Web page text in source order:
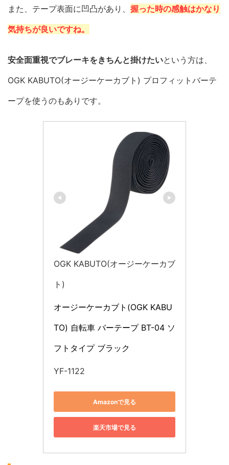
また、テープ表面に凹凸があり、 握った時の感触はかなり
気持ちが良いですね。
安全面重視でブレーキをきちんと掛けたいという方は、
OGK KABUTO(オージーケーカブト) プロフィットバーテ
ープを使うのもありです。
OGK KABUTO(オージーケーカブ
ト)
オージーケーカブト(OGK KABU
TO) 自転車 バーテープ BT-04 ソ
フトタイプ ブラック
YF-1122
Amazonで見る
楽天市場で見る